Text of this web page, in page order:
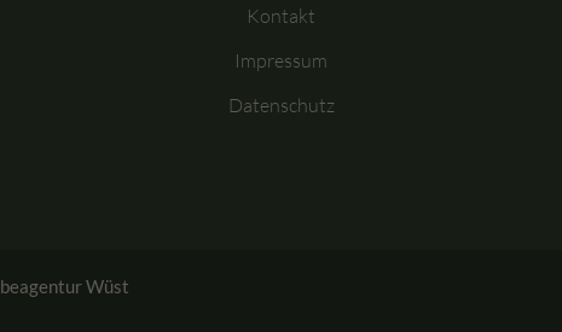
Kontakt
Impressum
Datenschutz
Wüst